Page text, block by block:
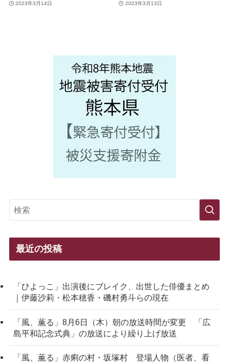
2023年3月14日 2023年3月13日
最近の投稿
「ひよっこ」出演後にブレイク、出世した俳優まとめ
｜伊藤沙莉・松本穂香・磯村勇斗らの現在
「風、薫る」8月6日（木）朝の放送時間が変更 「広
島平和記念式典」の放送により繰り上げ放送
「風、薫る」赤痢の村・坂塚村 登場人物（医者、看